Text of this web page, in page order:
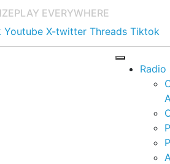
PLAY EVERYWHERE
Youtube X-twitter Threads Tiktok
Radio